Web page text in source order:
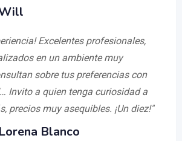
Will
Excelentes profesionales,
en un ambiente muy
sobre tus preferencias con
Invito a quien tenga curiosidad a
precios muy asequibles. ¡Un diez!"
Lorena Blanco